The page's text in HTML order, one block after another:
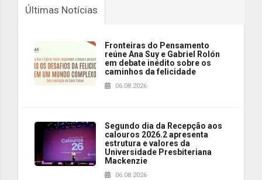
Últimas Notícias
Fronteiras do Pensamento
reúne Ana Suy e Gabriel Rolón
em debate inédito sobre os
caminhos da felicidade
06.08.2026
Segundo dia da Recepção aos
calouros 2026.2 apresenta
estrutura e valores da
Universidade Presbiteriana
Mackenzie
06.08.2026